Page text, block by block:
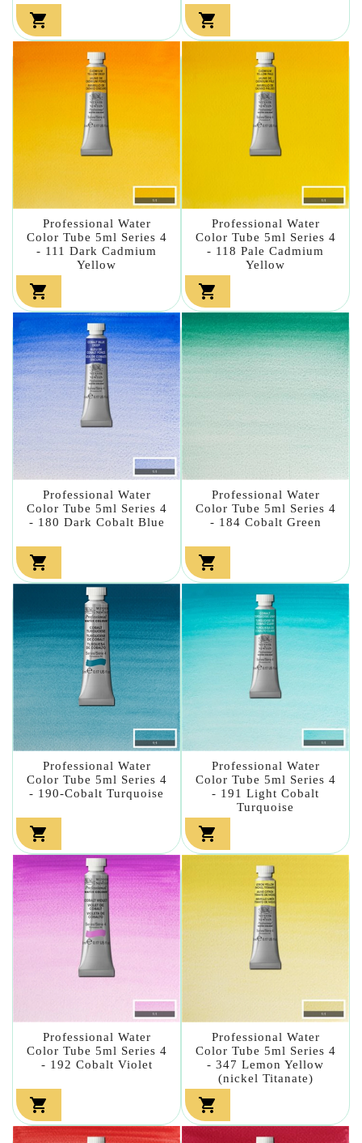
 
Professional Water
Color Tube 5ml Series 4
- 111 Dark Cadmium
Yellow

Professional Water
Color Tube 5ml Series 4
- 118 Pale Cadmium
Yellow

Professional Water
Color Tube 5ml Series 4
- 180 Dark Cobalt Blue

Professional Water
Color Tube 5ml Series 4
- 184 Cobalt Green

Professional Water
Color Tube 5ml Series 4
- 190-Cobalt Turquoise

Professional Water
Color Tube 5ml Series 4
- 191 Light Cobalt
Turquoise

Professional Water
Color Tube 5ml Series 4
- 192 Cobalt Violet

Professional Water
Color Tube 5ml Series 4
- 347 Lemon Yellow
(nickel Titanate)
